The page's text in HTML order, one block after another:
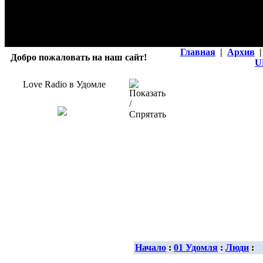
Добро пожаловать на наш сайт!
Главная | Архив |
Love Radio в Удомле
Начало : 01 Удомля : Люди :